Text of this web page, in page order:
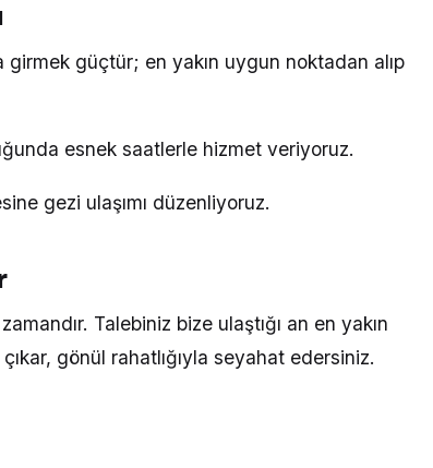
girmek güçtür; en yakın uygun noktadan alıp
esnek saatlerle hizmet veriyoruz.
gezi ulaşımı düzenliyoruz.
Talebiniz bize ulaştığı an en yakın
gönül rahatlığıyla seyahat edersiniz.